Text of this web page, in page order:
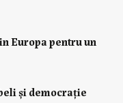
Europa pentru un
și democrație